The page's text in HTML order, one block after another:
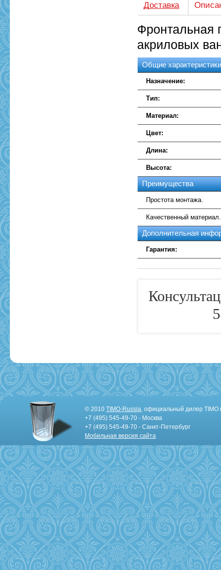
Доставка
Фронтальная
акриловых
Общие
Назначение:
Тип:
Материал:
Цвет:
Длина:
Высота:
Преимущества
Простота монтажа.
Качественный материал.
Дополнительная
Гарантия:
© 2010 TIMO-Russia, официальный дилер TIMO
+7 (495) 545-49-70 - Москва
+7 (495) 545-49-70 - Санкт-Петербург
Мобильная версия сайта